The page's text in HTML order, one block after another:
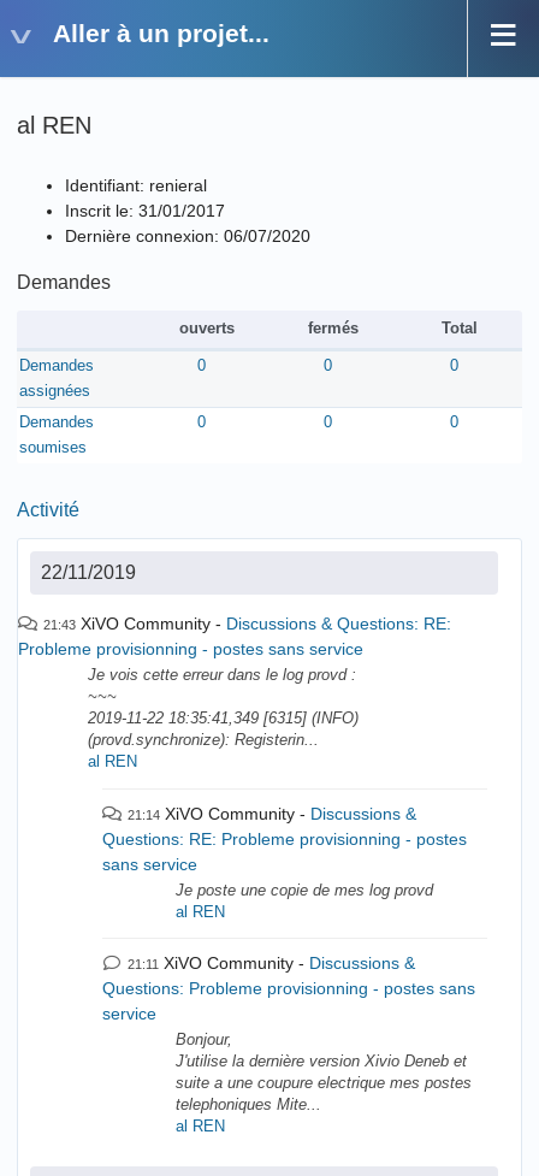
Aller à un projet...
al REN
Identifiant: renieral
Inscrit le: 31/01/2017
Dernière connexion: 06/07/2020
Demandes
ouverts fermés Total
Demandes
assignées
0 0 0
Demandes
soumises
0 0 0
Activité
22/11/2019
21:43 XiVO Community
Discussions & Questions: RE:
Probleme provisionning - postes sans service
Je vois cette erreur dans le log provd :
~~~
2019-11-22 18:35:41,349 [6315] (INFO)
(provd.synchronize): Registerin...
al REN
21:14 XiVO Community
Discussions &
Questions: RE: Probleme provisionning - postes
sans service
Je poste une copie de mes log provd
al REN
21:11 XiVO Community
Discussions &
Questions: Probleme provisionning - postes sans
service
Bonjour,
J'utilise la dernière version Xivio Deneb et
suite a une coupure electrique mes postes
telephoniques Mite...
al REN